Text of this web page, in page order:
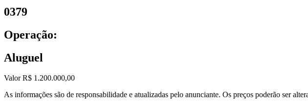
0379
Operação:
Aluguel
Valor R$ 1.200.000,00
As informações são de responsabilidade e atualizadas pelo anunciante. Os preços poderão ser